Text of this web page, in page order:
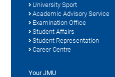
University Sport
Academic Advisory Service
Examination Office
Student Affairs
Student Representation
Career Centre
Your JMU